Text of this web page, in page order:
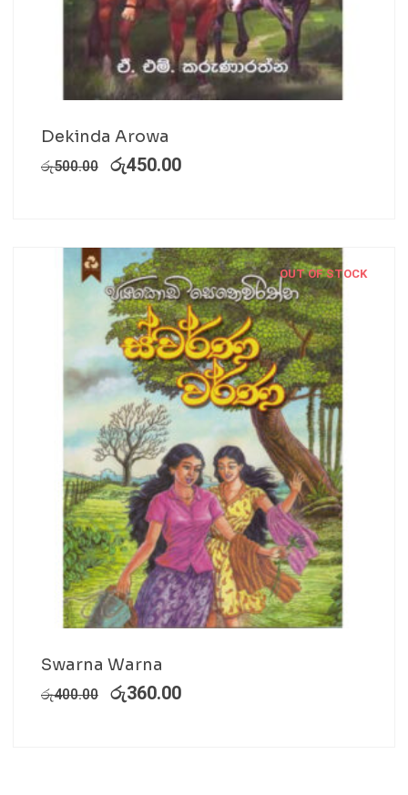
Dekinda Arowa
රු500.00 රු450.00
OUT OF STOCK
Swarna Warna
රු400.00 රු360.00